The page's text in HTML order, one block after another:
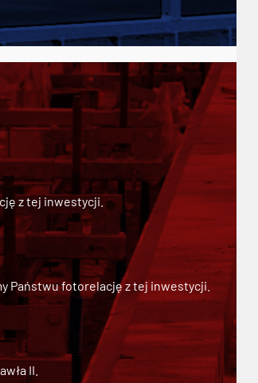
z tej inwestycji.
Państwu fotorelację z tej inwestycji.
II.